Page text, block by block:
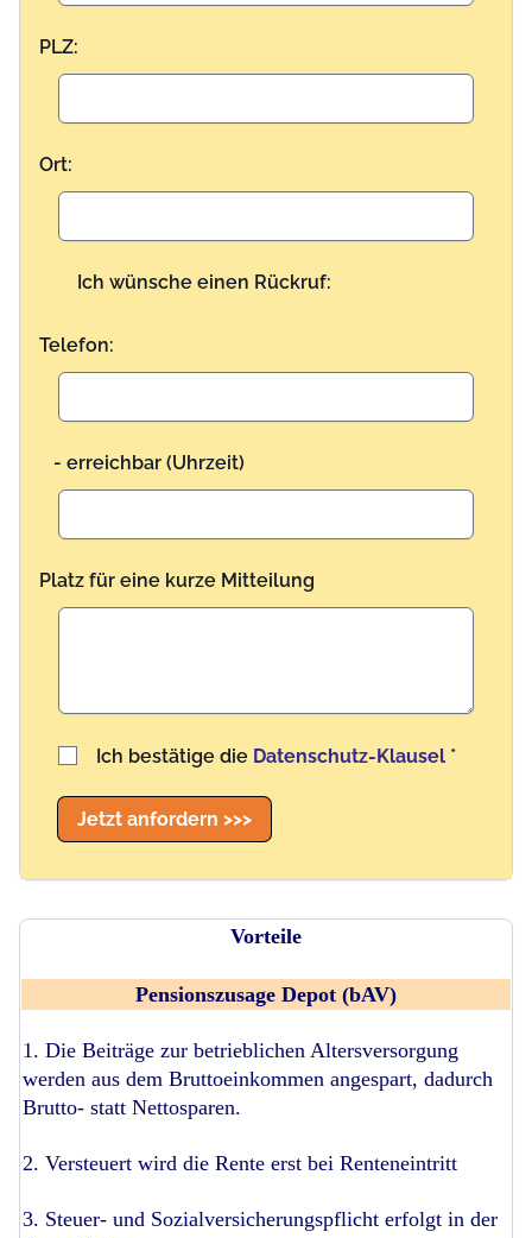
PLZ:
Ort:
Ich wünsche einen Rückruf:
Telefon:
- erreichbar (Uhrzeit)
Platz für eine kurze Mitteilung
Benutzername
Ich bestätige die Datenschutz-Klausel *
Jetzt anfordern >>>
Vorteile
Pensionszusage Depot (bAV)
1. Die Beiträge zur betrieblichen Altersversorgung
werden aus dem Bruttoeinkommen angespart, dadurch
Brutto- statt Nettosparen.
2. Versteuert wird die Rente erst bei Renteneintritt
3. Steuer- und Sozialversicherungspflicht erfolgt in der